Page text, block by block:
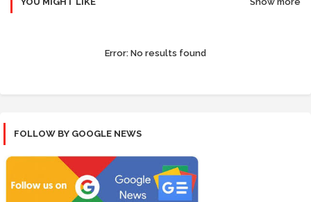
Error: No results found
FOLLOW BY GOOGLE NEWS